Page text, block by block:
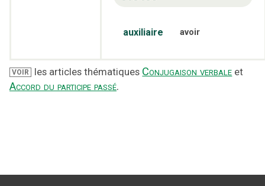
auxiliaire avoir
VOIR les articles thématiques Conjugaison verbale et
Accord du participe passé.